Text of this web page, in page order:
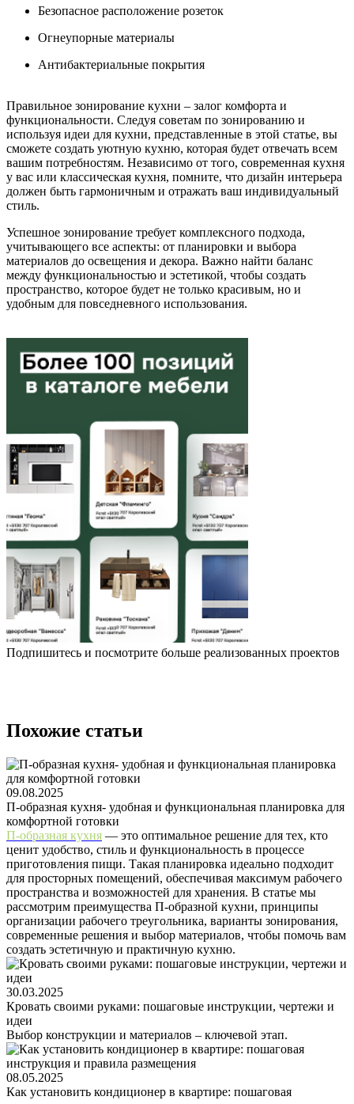
Безопасное расположение розеток
Огнеупорные материалы
Антибактериальные покрытия
Правильное зонирование кухни – залог комфорта и
функциональности. Следуя советам по зонированию и
используя идеи для кухни, представленные в этой статье, вы
сможете создать уютную кухню, которая будет отвечать всем
вашим потребностям. Независимо от того, современная кухня
у вас или классическая кухня, помните, что дизайн интерьера
должен быть гармоничным и отражать ваш индивидуальный
стиль.
Успешное зонирование требует комплексного подхода,
учитывающего все аспекты: от планировки и выбора
материалов до освещения и декора. Важно найти баланс
между функциональностью и эстетикой, чтобы создать
пространство, которое будет не только красивым, но и
удобным для повседневного использования.
Подпишитесь и посмотрите больше реализованных проектов
Похожие статьи
09.08.2025
П-образная кухня- удобная и функциональная планировка для
комфортной готовки
П-образная кухня — это оптимальное решение для тех, кто
ценит удобство, стиль и функциональность в процессе
приготовления пищи. Такая планировка идеально подходит
для просторных помещений, обеспечивая максимум рабочего
пространства и возможностей для хранения. В статье мы
рассмотрим преимущества П-образной кухни, принципы
организации рабочего треугольника, варианты зонирования,
современные решения и выбор материалов, чтобы помочь вам
создать эстетичную и практичную кухню.
30.03.2025
Кровать своими руками: пошаговые инструкции, чертежи и
идеи
Выбор конструкции и материалов – ключевой этап.
08.05.2025
Как установить кондиционер в квартире: пошаговая